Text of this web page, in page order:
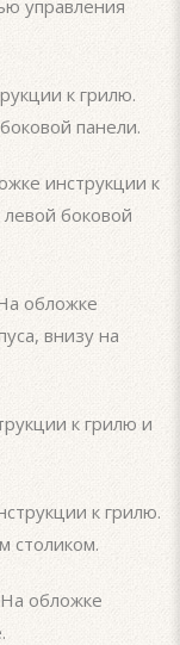
управления
к грилю.
панели.
инструкции к
боковой
обложке
внизу на
к грилю и
к грилю.
столиком.
На обложке